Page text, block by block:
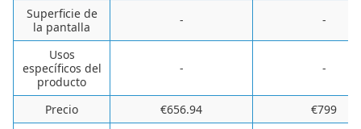
Superficie de
la pantalla
- -
Usos
específicos del
producto
- -
Precio €656.94 €799